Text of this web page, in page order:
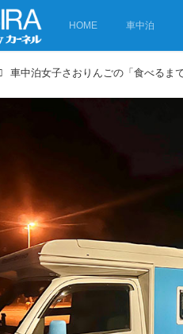
HOME 車中泊